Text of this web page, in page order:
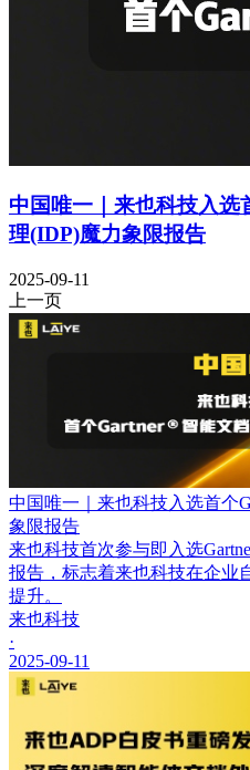
中国唯一｜来也科技入
理(IDP)魔力象限报告
2025-09-11
上一页
中国唯一｜来也科技入选首个
象限报告
来也科技首次参与即入选
报告，标志着来也科技在企业
提升。
来也科技
·
2025-09-11